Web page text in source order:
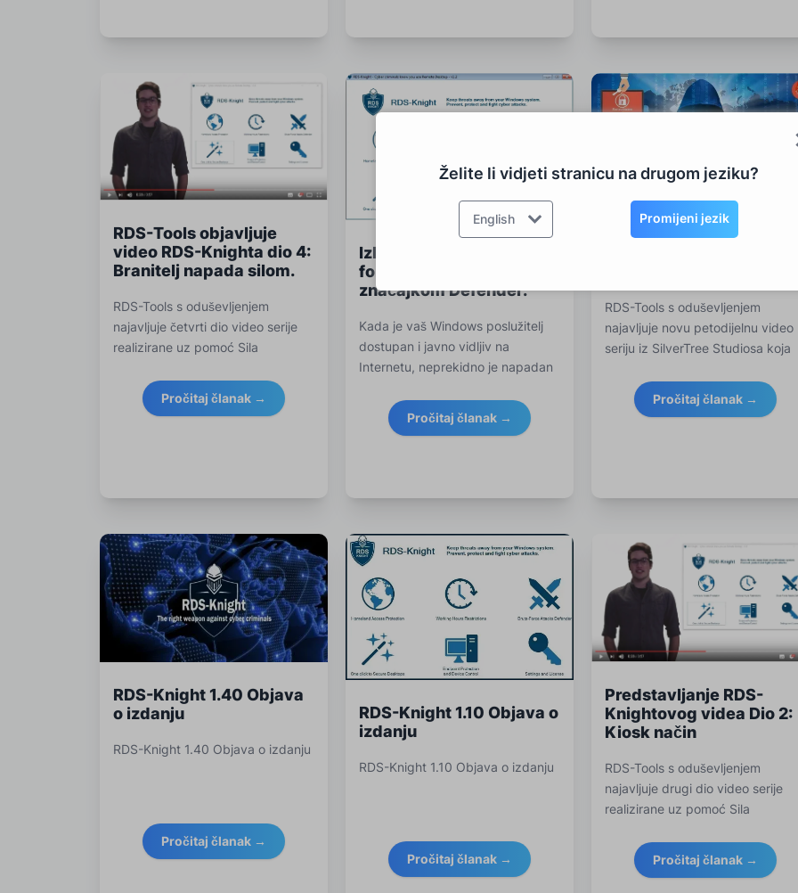
Želite li vidjeti stranicu na drugom jeziku?
English Promijeni jezik
RDS-Tools objavljuje
video RDS-Knighta dio 4:
Branitelj napada silom.
RDS-Tools s oduševljenjem
najavljuje četvrti dio video serije
realizirane uz pomoć Sila
Pročitaj članak →
Izbacite napade brute
force s RDS-Knightovom
značajkom Defender.
Kada je vaš Windows poslužitelj
dostupan i javno vidljiv na
Internetu, neprekidno je napadan
Pročitaj članak →
Najava lansiranja video
RDS-Tools s oduševljenjem
najavljuje novu petodijelnu video
seriju iz SilverTree Studiosa koja
Pročitaj članak →
RDS-Knight 1.40 Objava
o izdanju
RDS-Knight 1.40 Objava o izdanju
Pročitaj članak →
RDS-Knight 1.10 Objava o
izdanju
RDS-Knight 1.10 Objava o izdanju
Pročitaj članak →
Predstavljanje RDS-
Knightovog videa Dio 2:
Kiosk način
RDS-Tools s oduševljenjem
najavljuje drugi dio video serije
realizirane uz pomoć Sila
Pročitaj članak →